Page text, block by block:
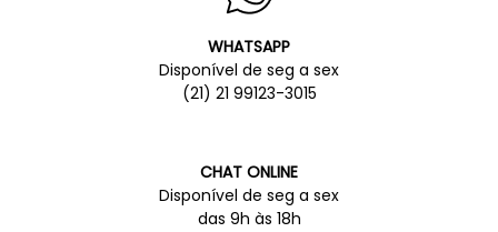
WHATSAPP
Disponível de seg a sex
(21) 21 99123-3015
CHAT ONLINE
Disponível de seg a sex
das 9h às 18h